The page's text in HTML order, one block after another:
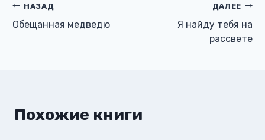
Навигация
по
НАЗАД
Обещанная медведю
ДАЛЕЕ
Я найду тебя на
рассвете
Похожие книги